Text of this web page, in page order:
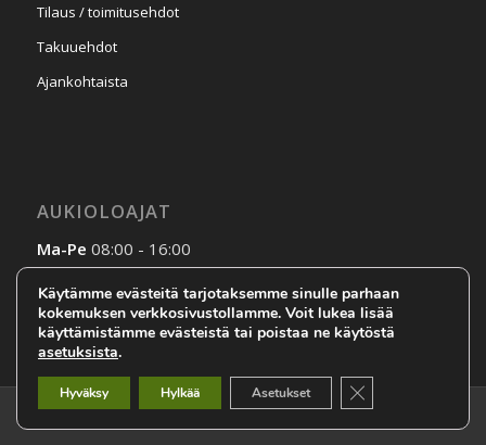
Tilaus / toimitusehdot
Takuuehdot
Ajankohtaista
AUKIOLOAJAT
Ma-Pe 08:00 - 16:00
La-SuSopimuksen mukaan
Käytämme evästeitä tarjotaksemme sinulle parhaan
kokemuksen verkkosivustollamme. Voit lukea lisää
käyttämistämme evästeistä tai poistaa ne käytöstä
asetuksista.
Hyväksy Hylkää Asetukset Sulje evästebanneri